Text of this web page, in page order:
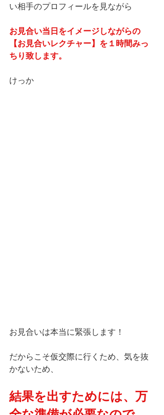
い相手のプロフィールを見ながら
お見合い当日をイメージしながらの
【お見合いレクチャー】を１時間みっ
ちり致します。
けっか
お見合いは本当に緊張します！
だからこそ仮交際に行くため、気を抜
かないため、
結果を出すためには、万